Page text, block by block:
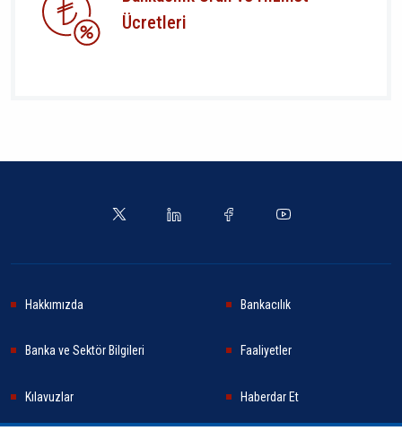
Ücretleri
Hakkımızda Bankacılık
Banka ve Sektör Bilgileri Faaliyetler
Kılavuzlar Haberdar Et